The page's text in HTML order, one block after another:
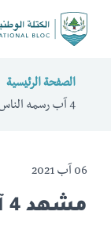
الصفحة الرئيسية
4 آب رسمه الناس...
06 آب 2021
مشهد 4 آب رسمه الناس وحدهم